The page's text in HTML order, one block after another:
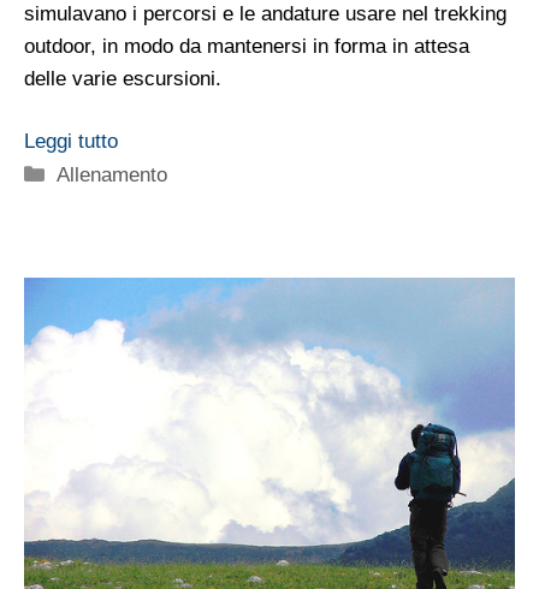
simulavano i percorsi e le andature usare nel trekking
outdoor, in modo da mantenersi in forma in attesa
delle varie escursioni.
Leggi tutto
Categorie
Allenamento